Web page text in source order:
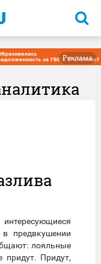
Реклама
предвкушении
лояльные
придут. Придут,